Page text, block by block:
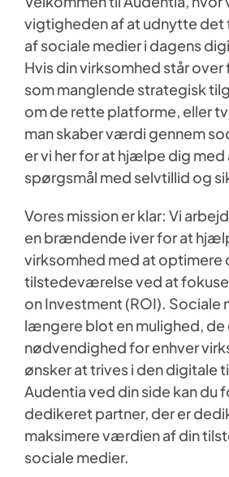
Kontakt Audentia
vigtigheden af at udnytte
af sociale medier i dagens
Hvis din virksomhed står
som manglende strategisk
om de rette platforme, eller
man skaber værdi gennem
er vi her for at hjælpe dig med
spørgsmål med selvtillid og
Vores mission er klar: Vi
en brændende iver for at
virksomhed med at optimere
tilstedeværelse ved at
on Investment (ROI). Sociale
længere blot en mulighed, de
nødvendighed for enhver
ønsker at trives i den digitale
Audentia ved din side kan du
dedikeret partner, der er
maksimere værdien af din
sociale medier.